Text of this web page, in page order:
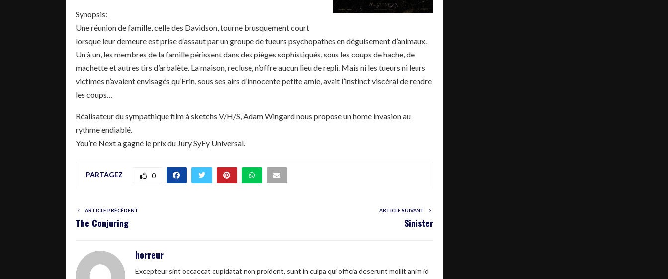
Synopsis:
Une réunion de famille, celle des Davidson, tourne brusquement court
lorsque leur demeure est prise d’assaut par un groupe de tueurs psychopathes en déguisement d’animaux.
Un à un, les membres de la famille périssent dans des pièges sophistiqués, sous les coups de hache, de
machette et autres tirs d’arbalète. La maison, recluse, n’offre aucun lieu de repli. Mais ni les tueurs ni leurs
victimes n’avaient envisagés qu’Erin, sous ses airs d’innocente petite amie, avait l’instinct viscéral de rendre
les coups…
Réalisateur du sympathique film à sketchs V/H/S, Adam Wingard nous propose un home invasion au
rythme endiablé.
You’re Next a gagné le prix du Jury SyFy Universal.
PARTAGEZ 0
ARTICLE PRÉCÉDENT
The Conjuring
ARTICLE SUIVANT
Sinister
horreur
Excepteur sint occaecat cupidatat non proident, sunt in culpa qui officia deserunt mollit anim id